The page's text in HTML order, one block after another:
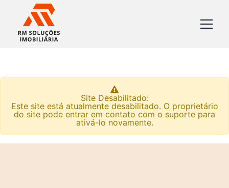
Site Desabilitado:
Este site está atualmente desabilitado. O proprietário
do site pode entrar em contato com o suporte para
ativá-lo novamente.